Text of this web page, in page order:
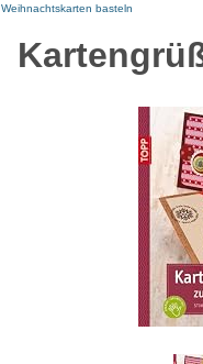
Weihnachtskarten basteln